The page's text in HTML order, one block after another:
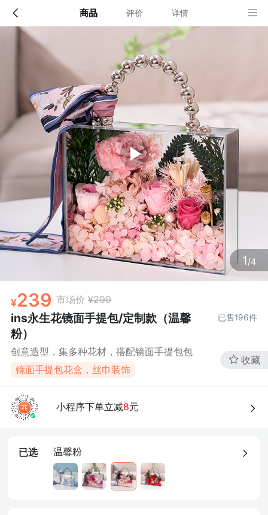
商品 评价 详情
1/4
239 市场价 ¥299
ins永生花镜面手提包/定制款（温馨
粉）
已售196件
创意造型，集多种花材，搭配镜面手提包包
镜面手提包花盒，丝巾装饰
收藏
小程序下单立减8元
已选 温馨粉
配送说明
顺丰深圳发货, 全国可达, 包邮!
确定
店铺信息
该地区暂无配送门店
确定